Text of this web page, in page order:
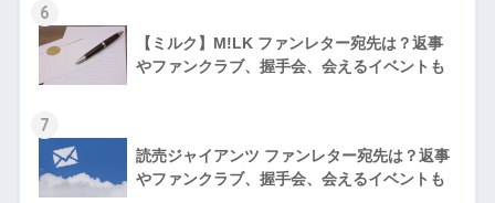
6
【ミルク】M!LK ファンレター宛先は？返事
やファンクラブ、握手会、会えるイベントも
7
読売ジャイアンツ ファンレター宛先は？返事
やファンクラブ、握手会、会えるイベントも